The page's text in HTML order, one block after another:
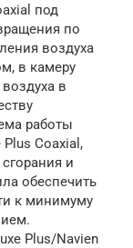
под
по
воздуха
в камеру
в
работы
Plus Coaxial,
и
обеспечить
к минимуму
Plus/Navien